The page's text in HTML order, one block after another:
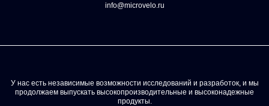
info@microvelo.ru
У нас есть независимые возможности исследований и разработок, и мы
продолжаем выпускать высокопроизводительные и высоконадежные
продукты.